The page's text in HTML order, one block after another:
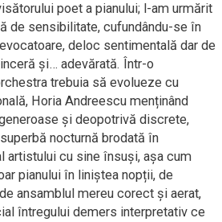
poet a pianului; l-am urmărit
de sensibilitate, cufundându-se în
deloc sentimentală dar de
și… adevărată. Într-o
trebuia să evolueze cu
Horia Andreescu menținând
și deopotrivă discrete,
nocturnă brodată în
artistului cu sine însuși, așa cum
pianului în liniștea nopții, de
ansamblul mereu corect și aerat,
întregului demers interpretativ ce